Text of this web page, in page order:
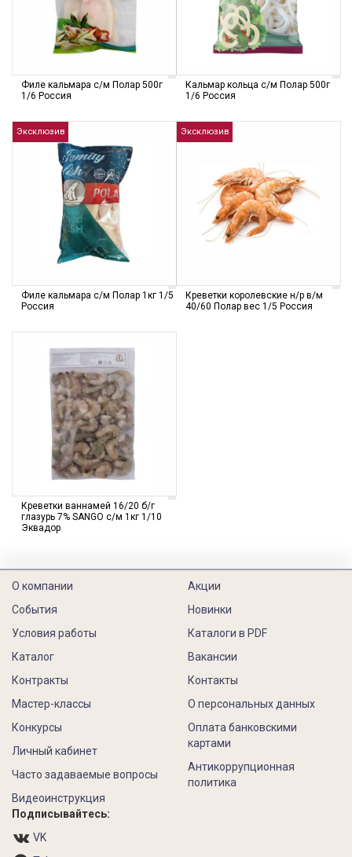
Филе кальмара с/м Полар 500г
1/6 Россия
Кальмар кольца с/м Полар 500г
1/6 Россия
Эксклюзив
Филе кальмара с/м Полар 1кг 1/5
Россия
Эксклюзив
Креветки королевские н/р в/м
40/60 Полар вес 1/5 Россия
Креветки ваннамей 16/20 б/г
глазурь 7% SANGO с/м 1кг 1/10
Эквадор
О компании
События
Условия работы
Каталог
Контракты
Акции
Новинки
Каталоги в PDF
Вакансии
Контакты
Мастер-классы
Конкурсы
Личный кабинет
Часто задаваемые вопросы
Видеоинструкция
О персональных данных
Оплата банковскими
картами
Антикоррупционная
политика
Подписывайтесь:
VK